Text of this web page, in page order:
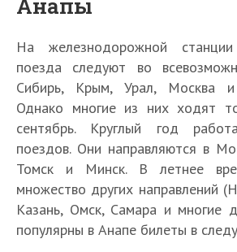
Анапы
На железнодорожной станции
поезда следуют во
Сибирь, Крым, Урал, Москва и
Однако многие из них ходят
сентябрь. Круглый год
поездов. Они направляются в
Томск и Минск. В летнее
множество других направлений
Казань, Омск, Самара и многие
популярны в Анапе билеты в